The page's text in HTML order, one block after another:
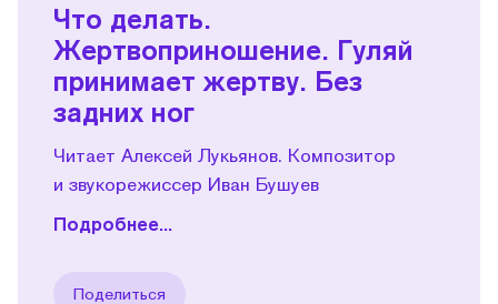
Что делать.
Жертвоприношение. Гуляй
принимает жертву. Без
задних ног
Читает Алексей Лукьянов. Композитор
и звукорежиссер Иван Бушуев
Подробнее...
Поделиться